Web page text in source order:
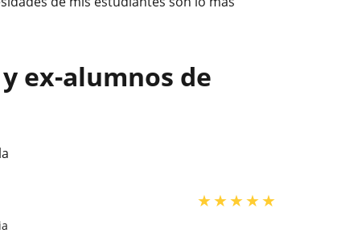
ex-alumnos de
★★★★★